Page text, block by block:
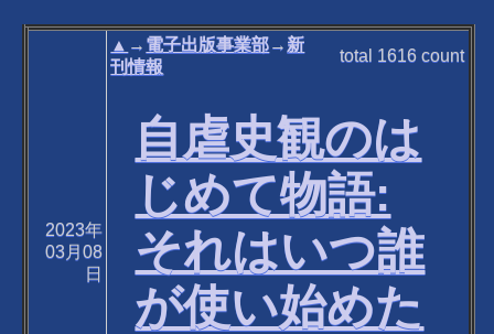
2023年
03月08
日
▲ → 電子出版事業部→ 新
刊情報
total 1616 count
自虐史観のは
じめて物語:
それはいつ誰
が使い始めた